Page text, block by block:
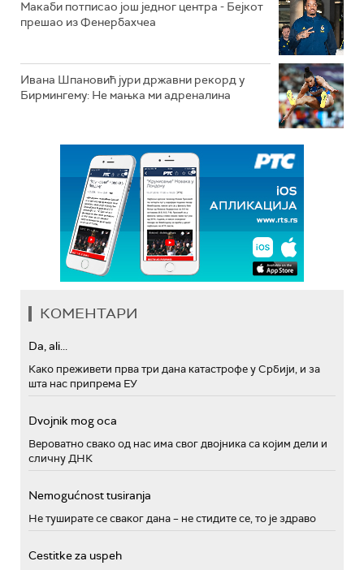
Макаби потписао још једног центра - Бејкот
прешао из Фенербахчеа
Ивана Шпановић јури државни рекорд у
Бирмингему: Не мањка ми адреналина
КОМЕНТАРИ
Da, ali...
Како преживети прва три дана катастрофе у Србији, и за
шта нас припрема ЕУ
Dvojnik mog oca
Вероватно свако од нас има свог двојника са којим дели и
сличну ДНК
Nemogućnost tusiranja
Не туширате се сваког дана – не стидите се, то је здраво
Cestitke za uspeh